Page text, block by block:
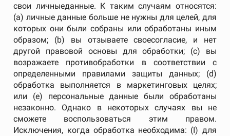
свои личныеданные. К таким случаям относятся:
(a) личные данные больше не нужны для целей, для
которых они были собраны или обработаны иным
образом; (b) вы отзываете своесогласие, и нет
другой правовой основы для обработки; (c) вы
возражаете противобработки в соответствии с
определенными правилами защиты данных; (d)
обработка выполняется в маркетинговых целях;
или (e) персональные данные были обработаны
незаконно. Однако в некоторых случаях вы не
сможете воспользоваться этим правом.
Исключения, когда обработка необходима: (I) для